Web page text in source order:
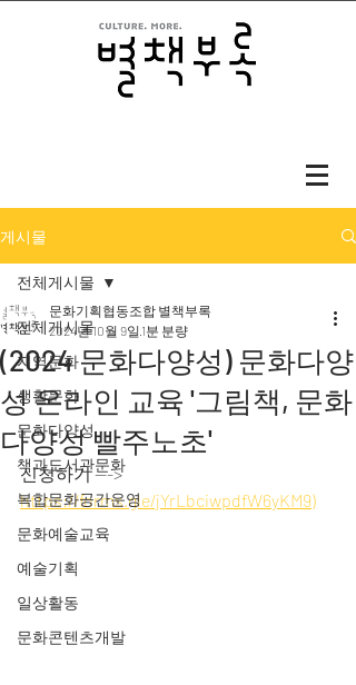
게시물
전체게시물
지역문화
생활문화
문화다양성
책과도서관문화
복합문화공간운영
문화예술교육
예술기획
일상활동
문화콘텐츠개발
전체게시물
(2024 문화다양성) 문화다양
성 온라인 교육 '그림책, 문화
다양성 빨주노초'
문화기획협동조합 별책부록
2024년 10월 9일 1분 분량
신청하기 --->
https://forms.gle/jYrLbciwpdfW6yKM9)